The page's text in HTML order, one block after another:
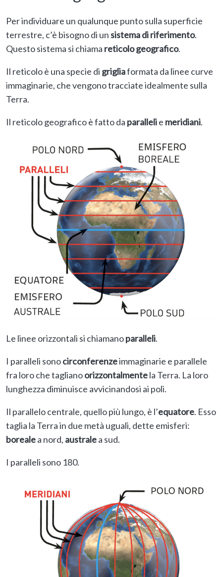
Per individuare un qualunque punto sulla superficie
terrestre, c’è bisogno di unsistema di riferimento.
Questo sistema si chiama reticolo geografico.
Il reticolo è una specie di grigliaformata da linee curve
immaginarie, che vengono tracciate idealmente sulla
Terra.
Il reticolo geografico è fatto da parallelie meridiani.
Le linee orizzontali si chiamanoparalleli.
I paralleli sonocirconferenzeimmaginarie e parallele
fra loro che taglianoorizzontalmentela Terra. La loro
lunghezza diminuisce avvicinandosi ai poli.
Il parallelo centrale, quello più lungo, è l’equatore. Esso
taglia la Terra in due metà uguali, dette emisferi:
borealea nord, australea sud.
I paralleli sono 180.